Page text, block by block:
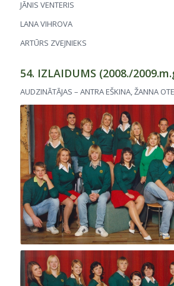
JĀNIS VENTERIS
LANA VIHROVA
ARTŪRS ZVEJNIEKS
54. IZLAIDUMS (2008./
AUDZINĀTĀJAS – ANTRA EŠKINA, ŽANNA